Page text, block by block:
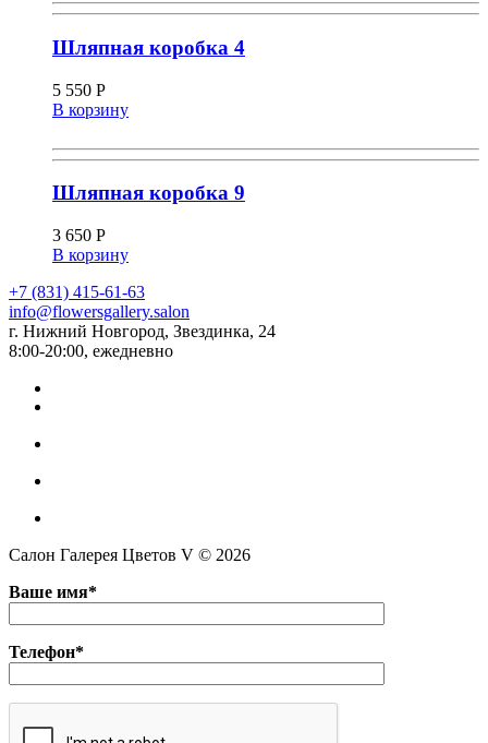
Шляпная коробка 4
5 550 Р
В корзину
Шляпная коробка 9
3 650 Р
В корзину
+7 (831) 415-61-63
info@flowersgallery.salon
г. Нижний Новгород, Звездинка, 24
8:00-20:00, ежедневно
Салон Галерея Цветов V © 2026
Ваше имя*
Телефон*